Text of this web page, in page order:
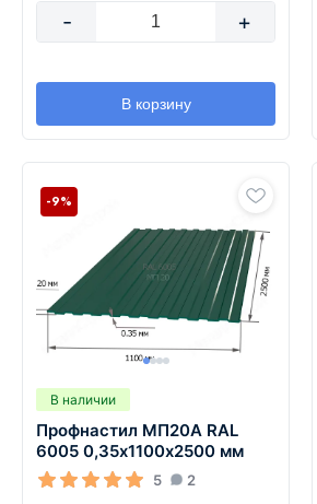
- +
В корзину
В наличии
Профнастил МП20А RAL
6005 0,35х1100х2500 мм
5 2
-9%